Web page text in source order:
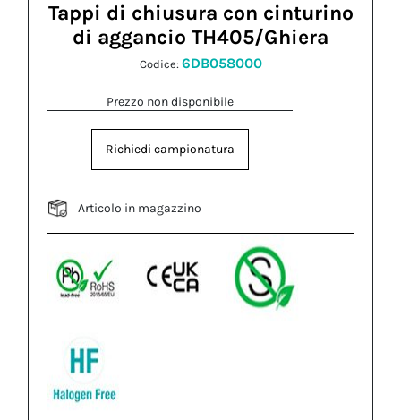
Tappi di chiusura con cinturino
di aggancio TH405/Ghiera
Codice: 6DB058000
Prezzo non disponibile
Richiedi campionatura
Articolo in magazzino